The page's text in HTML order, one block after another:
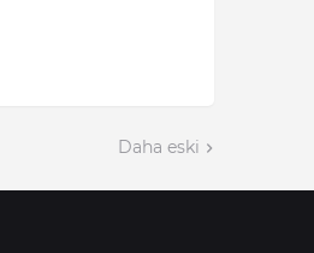
Daha eski